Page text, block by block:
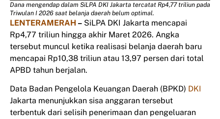
Dana mengendap dalam SiLPA DKI Jakarta tercatat Rp4,77 triliun pada
Triwulan I 2026 saat belanja daerah belum optimal.
LENTERAMERAH – SiLPA DKI Jakarta mencapai
Rp4,77 triliun hingga akhir Maret 2026. Angka
tersebut muncul ketika realisasi belanja daerah baru
mencapai Rp10,38 triliun atau 13,97 persen dari total
APBD tahun berjalan.
Data Badan Pengelola Keuangan Daerah (BPKD) DKI
Jakarta menunjukkan sisa anggaran tersebut
terbentuk dari selisih penerimaan dan pengeluaran